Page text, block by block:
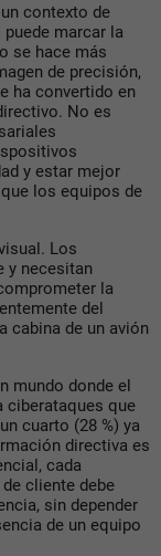
contexto de
marcar la
se hace más
de precisión,
ha convertido en
No es
y estar mejor
los equipos de
Los
y necesitan
la
del
cabina de un avión
mundo donde el
ciberataques que
cuarto (28 %) ya
directiva es
cada
cliente debe
sin depender
de un equipo